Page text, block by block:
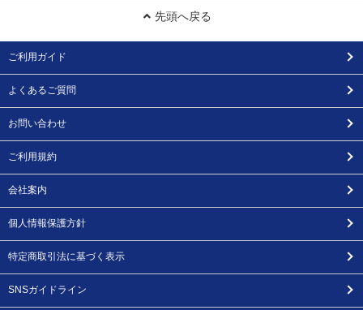
先頭へ戻る
ご利用ガイド
よくあるご質問
お問い合わせ
ご利用規約
会社案内
個人情報保護方針
特定商取引法に基づく表示
SNSガイドライン